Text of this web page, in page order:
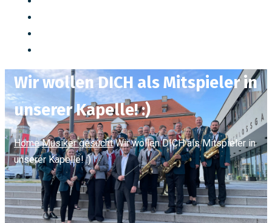
Wir wollen DICH als Mitspieler in
unserer Kapelle! :)
Home Musiker gesucht Wir wollen DICH als Mitspieler in
unserer Kapelle! :)